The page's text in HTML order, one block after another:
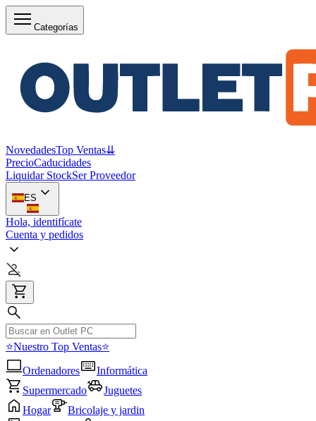
Categorías
NovedadesTop Ventas⇊
PrecioCaducidades
Liquidar StockSer Proveedor
ES
Hola, identifícate
Cuenta y pedidos
⭐Nuestro Top Ventas⭐
Ordenadores
Informática
Supermercado
Juguetes
Hogar
Bricolaje y jardin